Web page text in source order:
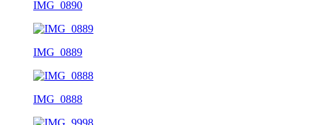
IMG_0890
IMG_0889
IMG_0888